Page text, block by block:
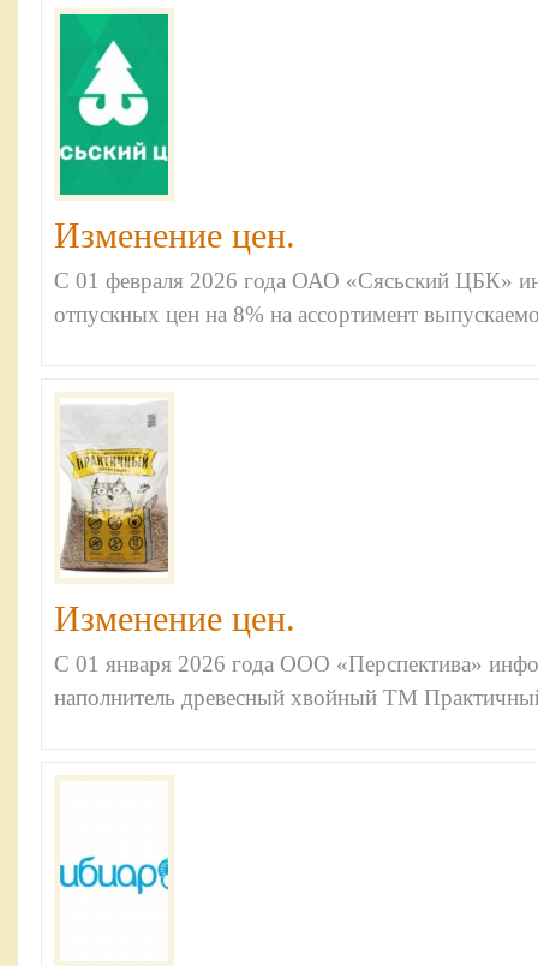
Изменение цен.
С 01 февраля 2026 года ОАО «Сясьский ЦБК»
отпускных цен на 8% на ассортимент
Изменение цен.
С 01 января 2026 года ООО «Перспектива»
наполнитель древесный хвойный ТМ